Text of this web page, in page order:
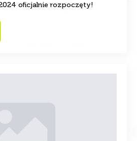
oficjalnie rozpoczęty!